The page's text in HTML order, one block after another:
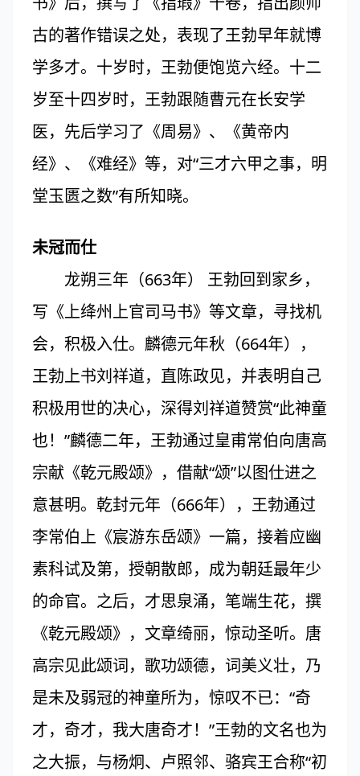
古的著作错误之处，表现了王勃早年就博
学多才。十岁时，王勃便饱览六经。十二
岁至十四岁时，王勃跟随曹元在长安学
医，先后学习了《周易》、《黄帝内
经》、《难经》等，对“三才六甲之事，明
堂玉匮之数”有所知晓。
未冠而仕
龙朔三年（663年） 王勃回到家乡，
写《上绛州上官司马书》等文章，寻找机
会，积极入仕。麟德元年秋（664年），
王勃上书刘祥道，直陈政见，并表明自己
积极用世的决心，深得刘祥道赞赏“此神童
也！”麟德二年，王勃通过皇甫常伯向唐高
宗献《乾元殿颂》，借献“颂”以图仕进之
意甚明。乾封元年（666年），王勃通过
李常伯上《宸游东岳颂》一篇，接着应幽
素科试及第，授朝散郎，成为朝廷最年少
的命官。之后，才思泉涌，笔端生花，撰
《乾元殿颂》，文章绮丽，惊动圣听。唐
高宗见此颂词，歌功颂德，词美义壮，乃
是未及弱冠的神童所为，惊叹不已：“奇
才，奇才，我大唐奇才！”王勃的文名也为
之大振，与杨炯、卢照邻、骆宾王合称“初